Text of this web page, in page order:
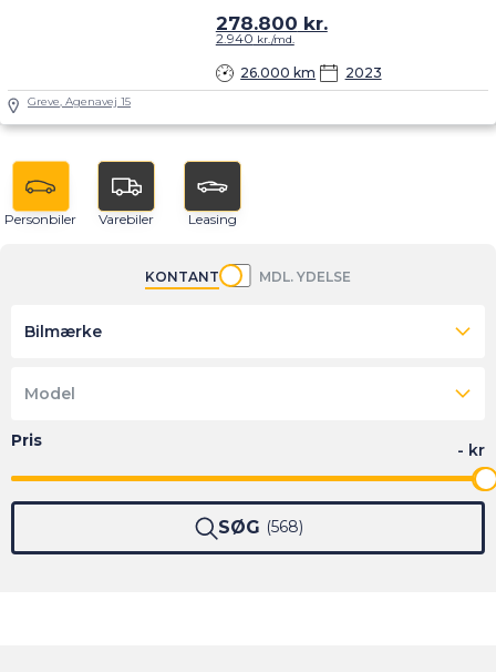
26.000 km 2023
278.800 kr.
2.940 kr./md.
Greve, Agenavej 15
Personbiler Varebiler Leasing
KONTANT MDL. YDELSE
Bilmærke
Model
SØG 568